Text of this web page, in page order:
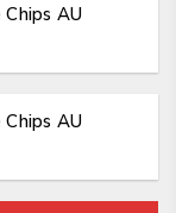
AU
AU